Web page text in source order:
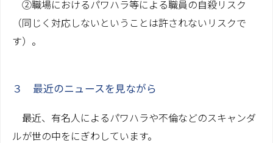
②職場におけるパワハラ等による職員の自殺リスク
（同じく対応しないということは許されないリスクで
す）。
３ 最近のニュースを見ながら
最近、有名人によるパワハラや不倫などのスキャンダ
ルが世の中をにぎわしています。